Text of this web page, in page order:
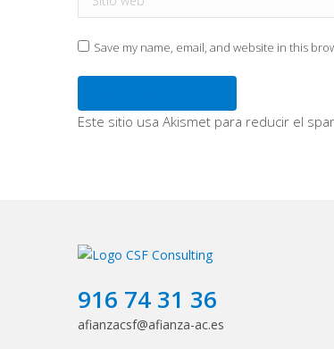
Save my name, email, and website in this
Este sitio usa Akismet para reducir el
916 74 31 36
afianzacsf@afianza-ac.es